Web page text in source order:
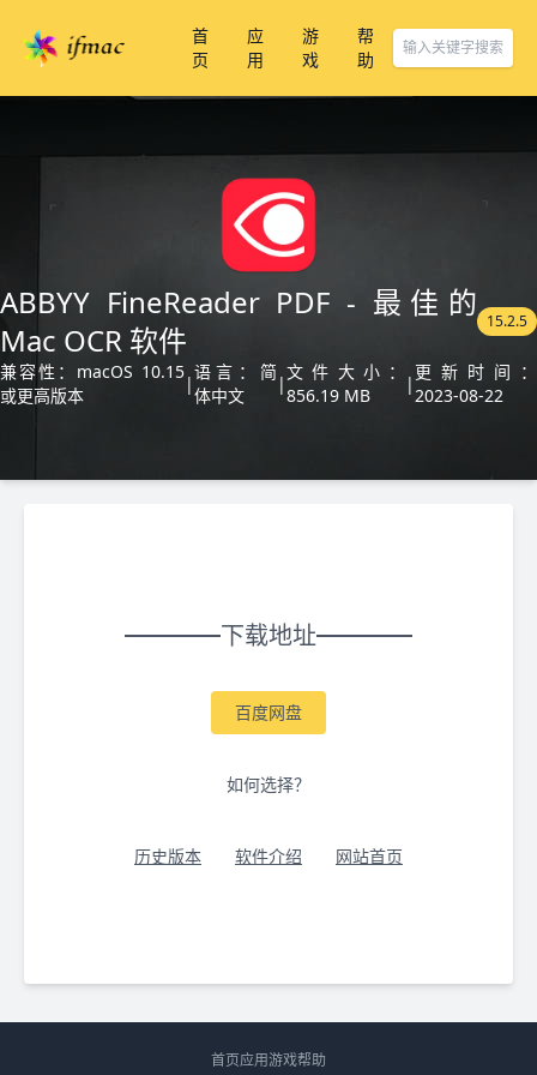
首
页
应
用
游
戏
帮
助
ABBYY FineReader PDF - 最佳的
Mac OCR 软件
15.2.5
兼容性：macOS 10.15
或更高版本
|
语言：简
体中文
|
文件大小：
856.19 MB
|
更新时间：
2023-08-22
下载地址
百度网盘
如何选择？
历史版本 软件介绍 网站首页
首页应用游戏帮助